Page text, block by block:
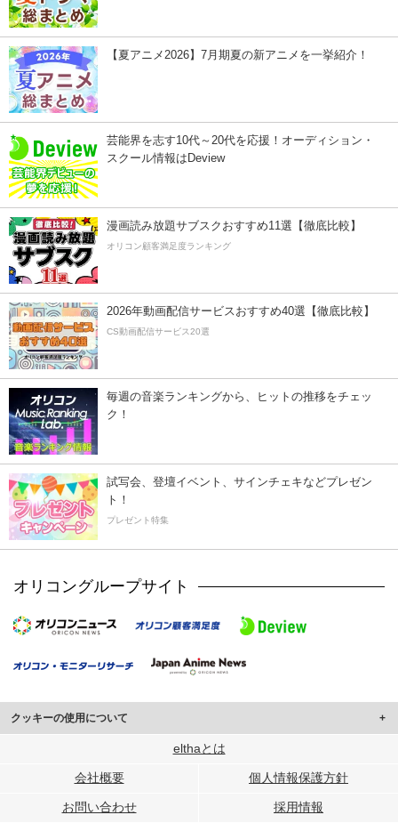
【夏アニメ2026】7月期夏の新アニメを一挙紹介！
芸能界を志す10代～20代を応援！オーディション・
スクール情報はDeview
漫画読み放題サブスクおすすめ11選【徹底比較】
オリコン顧客満足度ランキング
2026年動画配信サービスおすすめ40選【徹底比較】
CS動画配信サービス20選
毎週の音楽ランキングから、ヒットの推移をチェッ
ク！
試写会、登壇イベント、サインチェキなどプレゼン
ト！
プレゼント特集
オリコングループサイト
クッキーの使用について
このサイトでは Cookie を使用して、ユーザーに合わせたコンテンツや広告の
行っています。
メディアや広告配信、データ解析の各パートナーに提供しています。
elthaとは
会社概要 個人情報保護方針
お問い合わせ 採用情報